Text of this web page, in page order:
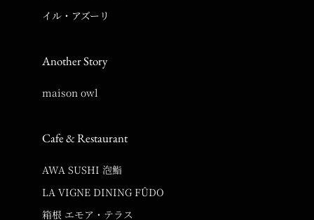
イル・アズーリ
Another Story
maison owl
Cafe & Restaurant
AWA SUSHI 泡鮨
LA VIGNE DINING FÛDO
箱根 エモア・テラス